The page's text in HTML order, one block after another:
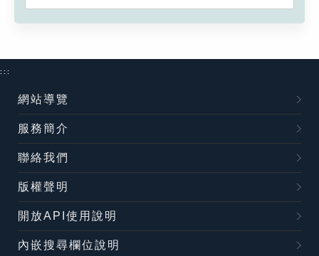
:::
網站導覽
服務簡介
聯絡我們
版權聲明
開放API使用說明
內嵌搜尋欄位說明